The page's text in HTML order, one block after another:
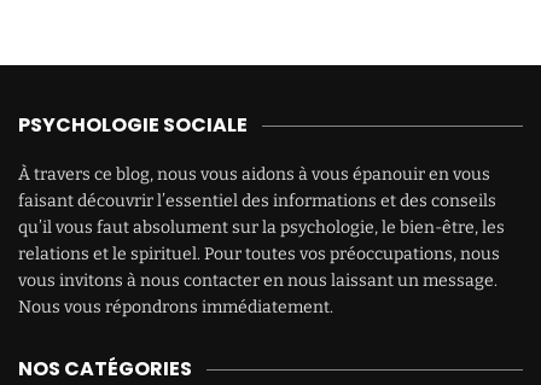
PSYCHOLOGIE SOCIALE
À travers ce blog, nous vous aidons à vous épanouir en vous
faisant découvrir l’essentiel des informations et des conseils
qu’il vous faut absolument sur la psychologie, le bien-être, les
relations et le spirituel. Pour toutes vos préoccupations, nous
vous invitons à nous contacter en nous laissant un message.
Nous vous répondrons immédiatement.
NOS CATÉGORIES